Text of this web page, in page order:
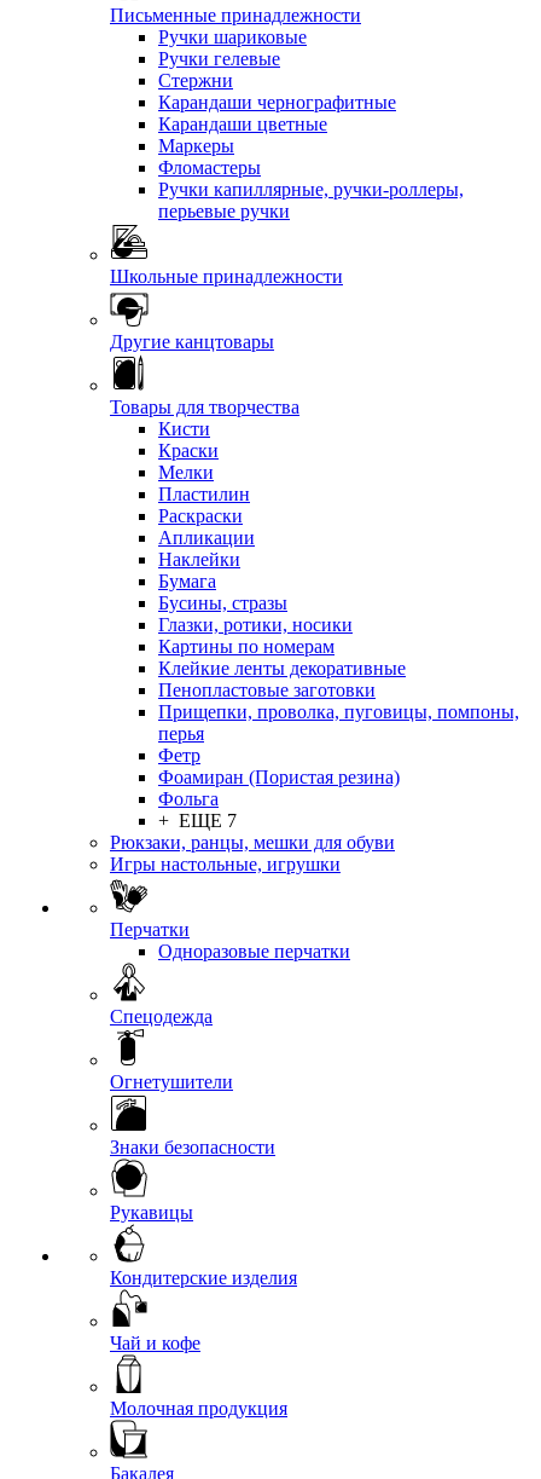
Письменные принадлежности
Ручки шариковые
Ручки гелевые
Стержни
Карандаши чернографитные
Карандаши цветные
Маркеры
Фломастеры
Ручки капиллярные, ручки-роллеры,
перьевые ручки
Школьные принадлежности
Другие канцтовары
Товары для творчества
Кисти
Краски
Мелки
Пластилин
Раскраски
Апликации
Наклейки
Бумага
Бусины, стразы
Глазки, ротики, носики
Картины по номерам
Клейкие ленты декоративные
Пенопластовые заготовки
Прищепки, проволка, пуговицы, помпоны,
перья
Фетр
Фоамиран (Пористая резина)
Фольга
+ ЕЩЕ 7
Рюкзаки, ранцы, мешки для обуви
Игры настольные, игрушки
Перчатки
Одноразовые перчатки
Спецодежда
Огнетушители
Знаки безопасности
Рукавицы
Кондитерские изделия
Чай и кофе
Молочная продукция
Бакалея